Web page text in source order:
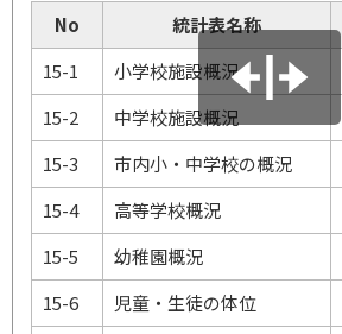
No 統計表名称
15-1
小学校施設概況
15-2
中学校施設概況
15-3
市内小・中学校の概況
15-4
高等学校概況
15-5
幼稚園概況
15-6
児童・生徒の体位